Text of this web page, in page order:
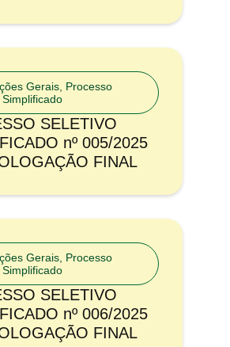
Gerais Processo
SELETIVO
nº 005/2025
FINAL
Gerais Processo
SELETIVO
nº 006/2025
FINAL